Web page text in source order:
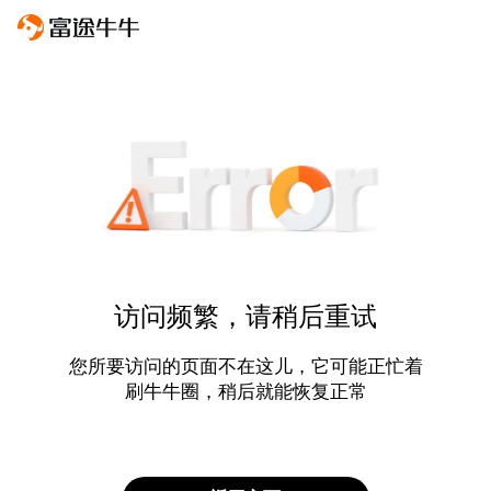
访问频繁，请稍后重试
您所要访问的页面不在这儿，它可能正忙着
刷牛牛圈，稍后就能恢复正常